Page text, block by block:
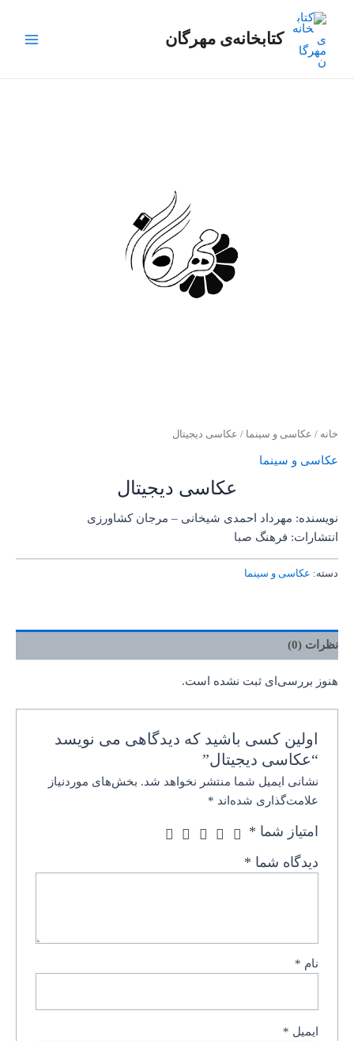
کتابخانه‌ی مهرگان
Menu
خانه / عکاسی و سینما / عکاسی دیجیتال
عکاسی و سینما
عکاسی دیجیتال
نویسنده: مهرداد احمدی شیخانی – مرجان کشاورزی
انتشارات: فرهنگ صبا
دسته: عکاسی و سینما
نظرات (0)
هنوز بررسی‌ای ثبت نشده است.
اولین کسی باشید که دیدگاهی می نویسد
“عکاسی دیجیتال”
نشانی ایمیل شما منتشر نخواهد شد. بخش‌های موردنیاز
علامت‌گذاری شده‌اند *
امتیاز شما *
دیدگاه شما *
نام *
ایمیل *